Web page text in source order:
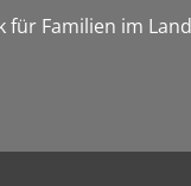
für Familien im